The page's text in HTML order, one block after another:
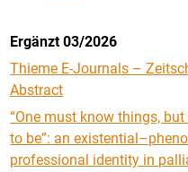
Ergänzt 03/2026
Thieme E-Journals –
Abstract
“One must know things,
to be”: an
professional identity in